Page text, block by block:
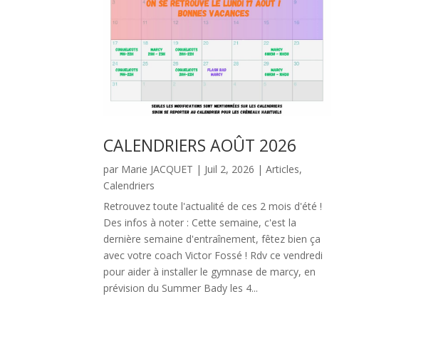
CALENDRIERS AOÛT 2026
par Marie JACQUET | Juil 2, 2026 | Articles,
Calendriers
Retrouvez toute l'actualité de ces 2 mois d'été !
Des infos à noter : Cette semaine, c'est la
dernière semaine d'entraînement, fêtez bien ça
avec votre coach Victor Fossé ! Rdv ce vendredi
pour aider à installer le gymnase de marcy, en
prévision du Summer Bady les 4...